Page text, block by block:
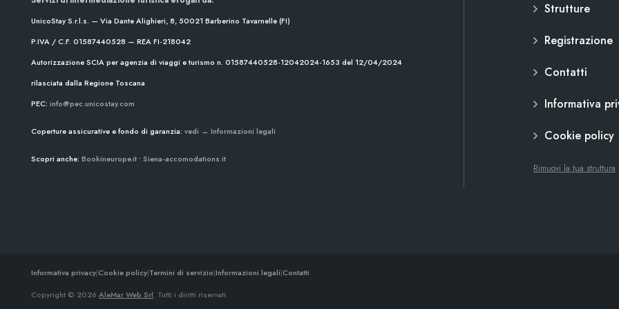
UnicoStay S.r.l.s. — Via Dante Alighieri, 8, 50021 Barberino Tavarnelle (FI)
P.IVA / C.F. 01587440528 — REA FI-218042
Autorizzazione SCIA per agenzia di viaggi e turismo n. 01587440528-12042024-1653 del 12/04/2024
rilasciata dalla Regione Toscana
PEC: info@pec.unicostay.com
Coperture assicurative e fondo di garanzia: vedi → Informazioni legali
Scopri anche: Bookineurope.it • Siena-accomodations.it
Strutture
Registrazione
Contatti
Informativa
Cookie policy
Rimuovi la tua struttura
Informativa privacy|Cookie policy|Termini di servizio|Informazioni legali|Contatti
Copyright © 2026 AleMar Web Srl. Tutti i diritti riservati.